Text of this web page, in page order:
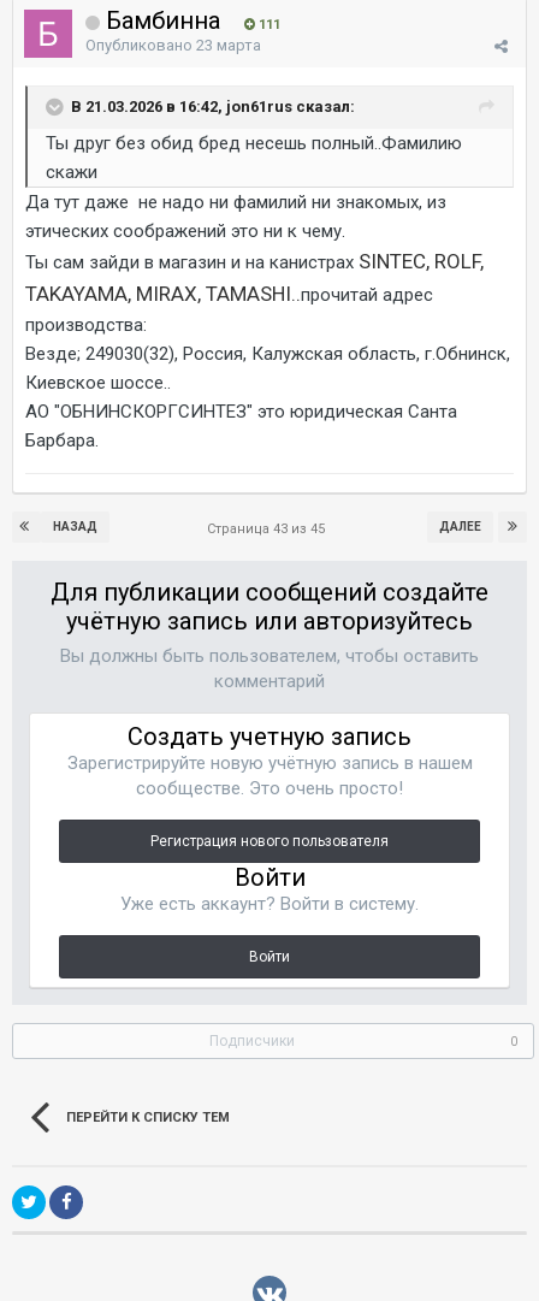
Бамбинна 111
Опубликовано 23 марта
В 21.03.2026 в 16:42, jon61rus сказал:
Ты друг без обид бред несешь полный..Фамилию
скажи
Да тут даже не надо ни фамилий ни знакомых, из
этических соображений это ни к чему.
Ты сам зайди в магазин и на канистрах SINTEC, ROLF,
TAKAYAMA, MIRAX, TAMASHI..прочитай адрес
производства:
Везде; 249030(32), Россия, Калужская область, г.Обнинск,
Киевское шоссе..
АО "ОБНИНСКОРГСИНТЕЗ" это юридическая Санта
Барбара.
НАЗАД ДАЛЕЕ
Страница 43 из 45
Для публикации сообщений создайте
учётную запись или авторизуйтесь
Вы должны быть пользователем, чтобы оставить
комментарий
Создать учетную запись
Зарегистрируйте новую учётную запись в нашем
сообществе. Это очень просто!
Регистрация нового пользователя
Войти
Уже есть аккаунт? Войти в систему.
Войти
Подписчики 0
ПЕРЕЙТИ К СПИСКУ ТЕМ